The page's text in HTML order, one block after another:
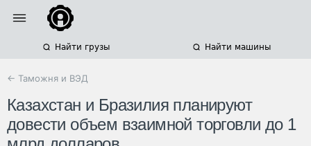
Найти грузы Найти машины
← Таможня и ВЭД
Казахстан и Бразилия планируют
довести объем взаимной торговли до 1